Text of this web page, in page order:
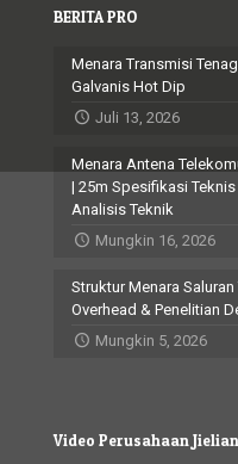
BERITA PRO
Menara Transmisi
Galvanis Hot Dip
Juli 13, 2026
Menara Antena
| 25m Spesifikasi Teknis
Analisis Teknik
Mungkin 16, 2026
Struktur Menara
Overhead & Penelitian
Mungkin 5, 2026
Video Perusahaan Jielian